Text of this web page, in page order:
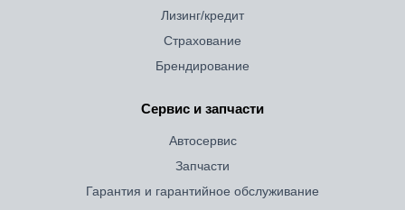
Лизинг/кредит
Страхование
Брендирование
Сервис и запчасти
Автосервис
Запчасти
Гарантия и гарантийное обслуживание